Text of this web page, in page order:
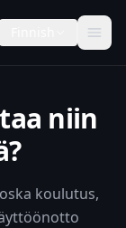
niin
koulutus,